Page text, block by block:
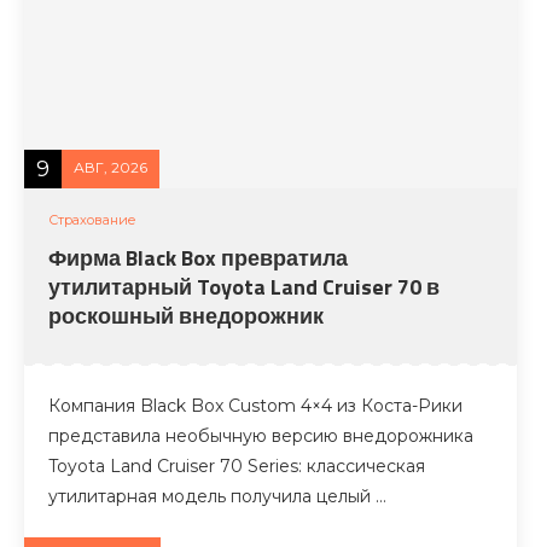
9 АВГ, 2026
Страхование
Фирма Black Box превратила
утилитарный Toyota Land Cruiser 70 в
роскошный внедорожник
Компания Black Box Custom 4×4 из Коста-Рики
представила необычную версию внедорожника
Toyota Land Cruiser 70 Series: классическая
утилитарная модель получила целый …